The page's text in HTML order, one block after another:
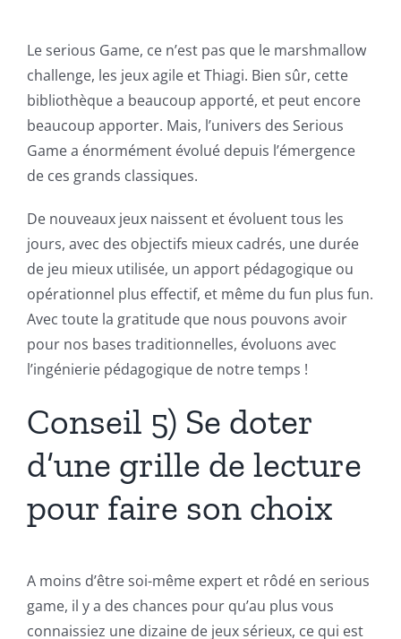
Le serious Game, ce n’est pas que le marshmallow
challenge, les jeux agile et Thiagi. Bien sûr, cette
bibliothèque a beaucoup apporté, et peut encore
beaucoup apporter. Mais, l’univers des Serious
Game a énormément évolué depuis l’émergence
de ces grands classiques.
De nouveaux jeux naissent et évoluent tous les
jours, avec des objectifs mieux cadrés, une durée
de jeu mieux utilisée, un apport pédagogique ou
opérationnel plus effectif, et même du fun plus fun.
Avec toute la gratitude que nous pouvons avoir
pour nos bases traditionnelles, évoluons avec
l’ingénierie pédagogique de notre temps !
Conseil 5) Se doter
d’une grille de lecture
pour faire son choix
A moins d’être soi-même expert et rôdé en serious
game, il y a des chances pour qu’au plus vous
connaissiez une dizaine de jeux sérieux, ce qui est